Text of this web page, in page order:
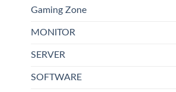
Gaming Zone
MONITOR
SERVER
SOFTWARE